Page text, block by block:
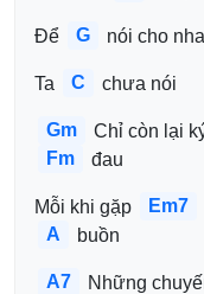
Để G nói cho
Ta C chưa nói
Gm Chỉ còn lại
Fm
đau
Mỗi khi gặp Em7
A
buồn
A7 Những